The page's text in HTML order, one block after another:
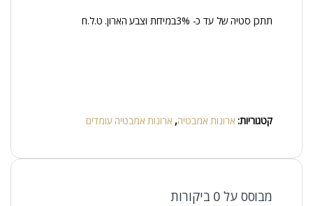
תתכן סטיה של עד כ- 3%במידות וצבע הארון. ט.ל.ח
קטגוריות: ארונות אמבטיה, ארונות אמבטיה עומדים
מבוסס על 0 ביקורות